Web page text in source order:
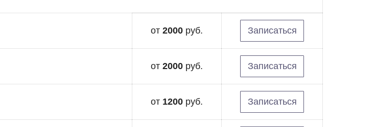
от 2000 руб. Записаться
от 2000 руб. Записаться
от 1200 руб. Записаться